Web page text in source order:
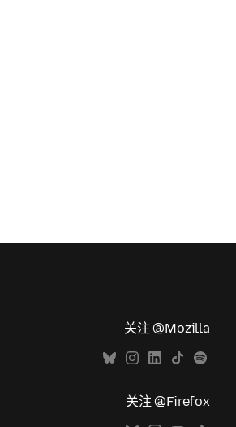
关注 @Mozilla
关注 @Firefox